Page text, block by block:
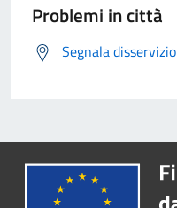
Problemi in città
Segnala disservizio